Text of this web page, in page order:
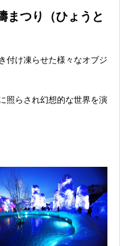
つり（ひょうと
付け凍らせた様々なオブジ
照らされ幻想的な世界を演